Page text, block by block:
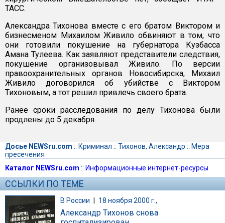
ТАСС.
Александра Тихонова вместе с его братом Виктором и
бизнесменом Михаилом Живило обвиняют в том, что
они готовили покушение на губернатора Кузбасса
Амана Тулеева. Как заявляют представители следствия,
покушение организовывал Живило. По версии
правоохранительных органов Новосибирска, Михаил
Живило договорился об убийстве с Виктором
Тихоновым, а тот решил привлечь своего брата.
Ранее сроки расследования по делу Тихонова были
продлены до 5 декабря.
Досье NEWSru.com :: Криминал :: Тихонов, Александр :: Мера
пресечения
Каталог NEWSru.com :: Информационные интернет-ресурсы
ССЫЛКИ ПО ТЕМЕ
В России | 18 ноября 2000 г.,
Александр Тихонов снова